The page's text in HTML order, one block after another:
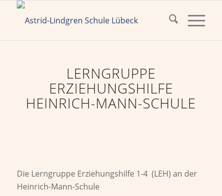
LERNGRUPPE
ERZIEHUNGSHILFE
HEINRICH-MANN-SCHULE
Die Lerngruppe Erziehungshilfe 1-4 (LEH) an der
Heinrich-Mann-Schule